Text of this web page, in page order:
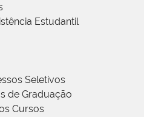
Estudantil
Seletivos
de Graduação
Cursos